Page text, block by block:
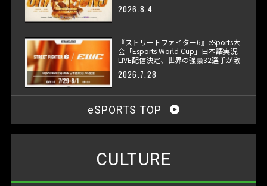
2026.8.4
『ストリートファイター6』eSports大
会「Esports World Cup」日本語実況
LIVE配信決定、世界の強豪32選手が激
2026.7.28
eSPORTS TOP
CULTURE